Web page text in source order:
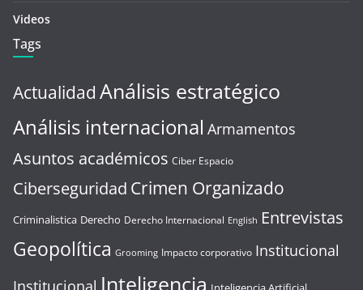
Videos
Tags
Actualidad Análisis estratégico
Análisis internacional Armamentos
Asuntos académicos Ciber Espacio
Ciberseguridad Crimen Organizado
Criminalistica Derecho Derecho Internacional English Entrevistas
Geopolítica Grooming Impacto corporativo Institucional
Institucional Inteligencia